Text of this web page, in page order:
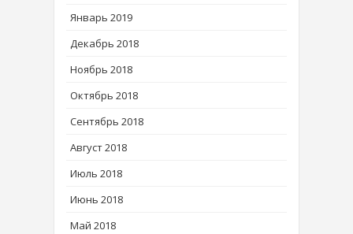
Январь 2019
Декабрь 2018
Ноябрь 2018
Октябрь 2018
Сентябрь 2018
Август 2018
Июль 2018
Июнь 2018
Май 2018